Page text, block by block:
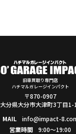
旧車買取り専門店
ハチマルガレージインパクト
〒870-0907
大分県大分市大津町3丁目1-
MAIL
info@impact-
営業時間
9:00～19:00